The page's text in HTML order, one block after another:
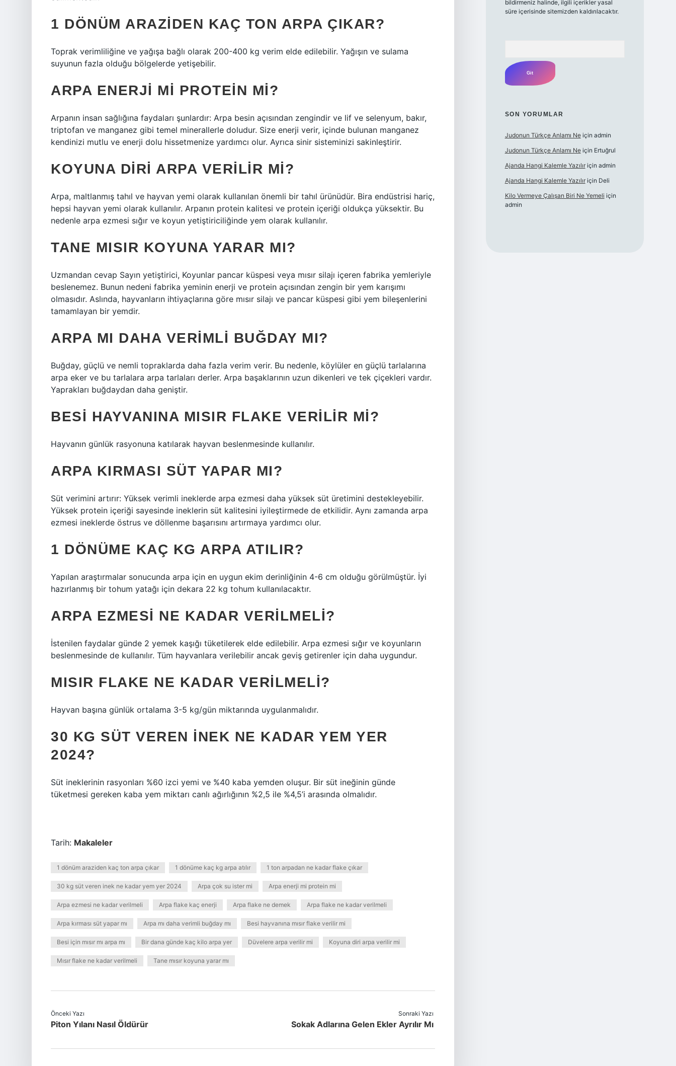
1 DÖNÜM ARAZIDEN KAÇ TON ARPA ÇIKAR?
Toprak verimliliğine ve yağışa bağlı olarak 200-400 kg verim elde edilebilir. Yağışın ve sulama
suyunun fazla olduğu bölgelerde yetişebilir.
ARPA ENERJI MI PROTEIN MI?
Arpanın insan sağlığına faydaları şunlardır: Arpa besin açısından zengindir ve lif ve selenyum, bakır,
triptofan ve manganez gibi temel minerallerle doludur. Size enerji verir, içinde bulunan manganez
kendinizi mutlu ve enerji dolu hissetmenize yardımcı olur. Ayrıca sinir sisteminizi sakinleştirir.
KOYUNA DIRI ARPA VERILIR MI?
Arpa, maltlanmış tahıl ve hayvan yemi olarak kullanılan önemli bir tahıl ürünüdür. Bira endüstrisi hariç,
hepsi hayvan yemi olarak kullanılır. Arpanın protein kalitesi ve protein içeriği oldukça yüksektir. Bu
nedenle arpa ezmesi sığır ve koyun yetiştiriciliğinde yem olarak kullanılır.
TANE MISIR KOYUNA YARAR MI?
Uzmandan cevap Sayın yetiştirici, Koyunlar pancar küspesi veya mısır silajı içeren fabrika yemleriyle
beslenemez. Bunun nedeni fabrika yeminin enerji ve protein açısından zengin bir yem karışımı
olmasıdır. Aslında, hayvanların ihtiyaçlarına göre mısır silajı ve pancar küspesi gibi yem bileşenlerini
tamamlayan bir yemdir.
ARPA MI DAHA VERIMLI BUĞDAY MI?
Buğday, güçlü ve nemli topraklarda daha fazla verim verir. Bu nedenle, köylüler en güçlü tarlalarına
arpa eker ve bu tarlalara arpa tarlaları derler. Arpa başaklarının uzun dikenleri ve tek çiçekleri vardır.
Yaprakları buğdaydan daha geniştir.
BESI HAYVANINA MISIR FLAKE VERILIR MI?
Hayvanın günlük rasyonuna katılarak hayvan beslenmesinde kullanılır.
ARPA KIRMASI SÜT YAPAR MI?
Süt verimini artırır: Yüksek verimli ineklerde arpa ezmesi daha yüksek süt üretimini destekleyebilir.
Yüksek protein içeriği sayesinde ineklerin süt kalitesini iyileştirmede de etkilidir. Aynı zamanda arpa
ezmesi ineklerde östrus ve döllenme başarısını artırmaya yardımcı olur.
1 DÖNÜME KAÇ KG ARPA ATILIR?
Yapılan araştırmalar sonucunda arpa için en uygun ekim derinliğinin 4-6 cm olduğu görülmüştür. İyi
hazırlanmış bir tohum yatağı için dekara 22 kg tohum kullanılacaktır.
ARPA EZMESI NE KADAR VERILMELI?
İstenilen faydalar günde 2 yemek kaşığı tüketilerek elde edilebilir. Arpa ezmesi sığır ve koyunların
beslenmesinde de kullanılır. Tüm hayvanlara verilebilir ancak geviş getirenler için daha uygundur.
MISIR FLAKE NE KADAR VERILMELI?
Hayvan başına günlük ortalama 3-5 kg/gün miktarında uygulanmalıdır.
30 KG SÜT VEREN INEK NE KADAR YEM YER
2024?
Süt ineklerinin rasyonları %60 izci yemi ve %40 kaba yemden oluşur. Bir süt ineğinin günde
tüketmesi gereken kaba yem miktarı canlı ağırlığının %2,5 ile %4,5’i arasında olmalıdır.
Tarih: Makaleler
1 dönüm araziden kaç ton arpa çıkar 1 dönüme kaç kg arpa atılır 1 ton arpadan ne kadar flake çıkar
30 kg süt veren inek ne kadar yem yer 2024 Arpa çok su ister mi Arpa enerji mi protein mi
Arpa ezmesi ne kadar verilmeli Arpa flake kaç enerji Arpa flake ne demek Arpa flake ne kadar verilmeli
Arpa kırması süt yapar mı Arpa mı daha verimli buğday mı Besi hayvanına mısır flake verilir mi
Besi için mısır mı arpa mı Bir dana günde kaç kilo arpa yer Düvelere arpa verilir mi Koyuna diri arpa verilir mi
Mısır flake ne kadar verilmeli Tane mısır koyuna yarar mı
Önceki Yazı
Piton Yılanı Nasıl Öldürür
Sonraki Yazı
Sokak Adlarına Gelen Ekler Ayrılır Mı
bildirmeniz halinde, ilgili içerikler yasal
süre içerisinde sitemizden kaldırılacaktır.
SON YORUMLAR
Judonun Türkçe Anlamı Neiçin admin
Judonun Türkçe Anlamı Neiçin Ertuğrul
Ajanda Hangi Kalemle Yazılıriçin admin
Ajanda Hangi Kalemle Yazılıriçin Deli
Kilo Vermeye Çalışan Biri Ne Yemeli için
admin